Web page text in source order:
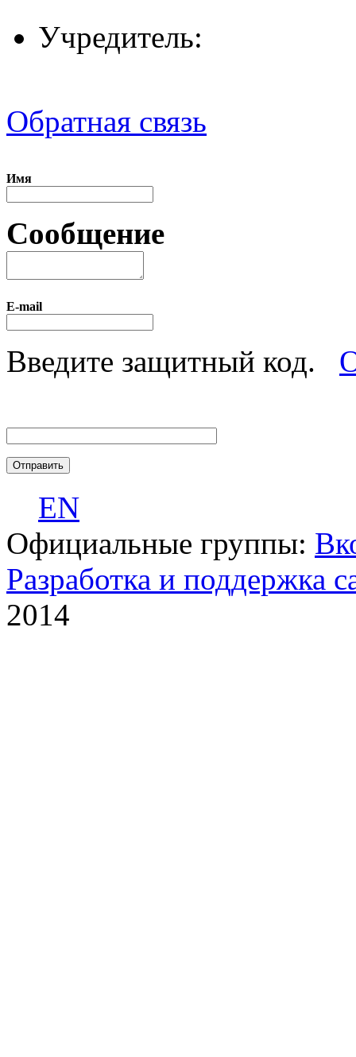
Учредитель:
Обратная связь
Имя
Сообщение
E-mail
Введите защитный код.
EN
Официальные группы:
Разработка и поддержка
2014